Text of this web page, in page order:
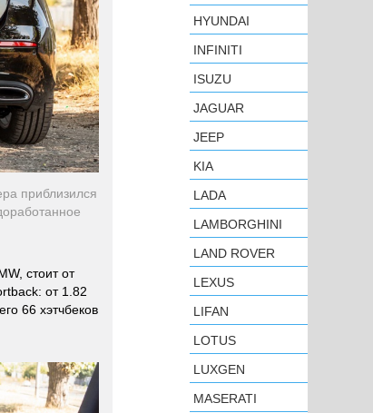
приблизился
стоит от
от 1.82
66 хэтчбеков
HYUNDAI
INFINITI
ISUZU
JAGUAR
JEEP
KIA
LADA
LAMBORGHINI
LAND ROVER
LEXUS
LIFAN
LOTUS
LUXGEN
MASERATI